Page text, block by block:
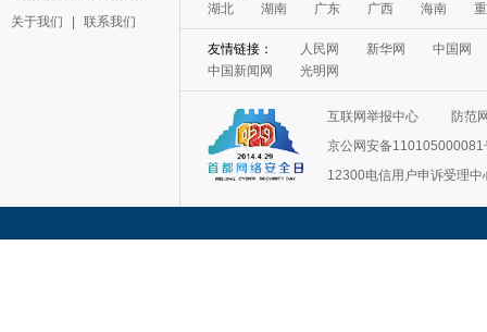
关于我们 联系我们
湖北
湖南 广东 广西 海南
友情链接： 人民网 新华网
中国网
中国新闻网
光明网
互联网举报中心
防范
京公网安备110105000081
12300电信用户申诉受理中